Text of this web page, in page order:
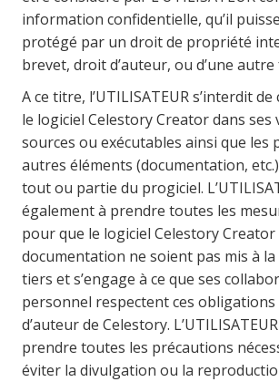
information confidentielle, qu’il
protégé par un droit de propriété
brevet, droit d’auteur, ou d’une autre
A ce titre, l’UTILISATEUR s’interdit
le logiciel Celestory Creator dans ses
sources ou exécutables ainsi que les
autres éléments (documentation,
tout ou partie du progiciel.
également à prendre toutes les
pour que le logiciel Celestory Creator
documentation ne soient pas mis à
tiers et s’engage à ce que ses
personnel respectent ces
d’auteur de Celestory.
prendre toutes les précautions
éviter la divulgation ou la